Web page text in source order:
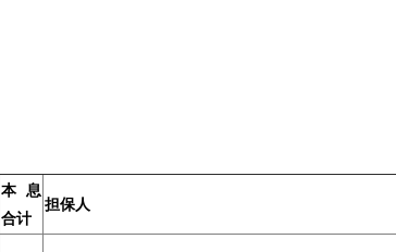
天
年10月15日 单位：
本息
合计
担保人